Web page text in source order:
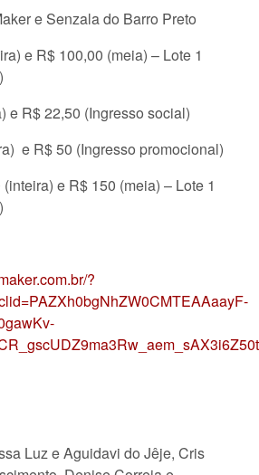
e Senzala do Barro Preto
e R$ 100,00 (meia) – Lote 1
22,50 (Ingresso social)
R$ 50 (Ingresso promocional)
e R$ 150 (meia) – Lote 1
?
Luz e Aguidavi do Jêje, Cris